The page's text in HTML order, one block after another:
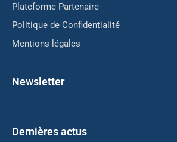
Plateforme Partenaire
Politique de Confidentialité
Mentions légales
Newsletter
Dernières actus